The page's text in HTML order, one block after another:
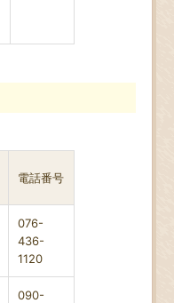
電話番号
076-
436-
1120
090-